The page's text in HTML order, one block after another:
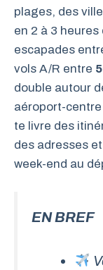
plages, des
en 2 à 3
escapades
vols A/R entre
double autour
aéroport-
te livre des
des adresses
week-end au
EN BREF